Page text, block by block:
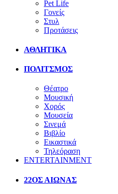
Pet Life
Γονείς
Στυλ
Προτάσεις
ΑΘΛΗΤΙΚΑ
ΠΟΛΙΤΣΜΟΣ
Θέατρο
Μουσική
Χορός
Μουσεία
Σινεμά
Βιβλίο
Εικαστικά
Τηλεόραση
ENTERTAINMENT
22ΟΣ ΑΙΩΝΑΣ